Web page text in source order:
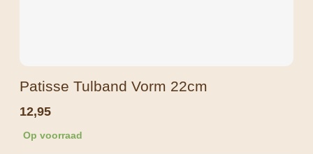
Patisse Tulband Vorm 22cm
12,95
Op voorraad